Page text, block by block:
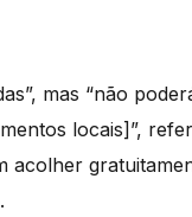
mas “não
locais]”,
acolher